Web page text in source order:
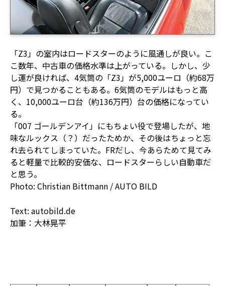
「Z3」の室内はロードスターのように風通しが良い。こ
こ数年、中古車の価格水準は上がっている。しかし、少
し運が良ければ、4気筒の「Z3」が5,000ユーロ（約68万
円）で見つかることもある。6気筒のモデルはもっと高
く、10,000ユーロ台（約136万円）台の価格になってい
る。
「007 ゴールデンアイ」にもちょい役で登場したが、地
味なルックス（？）だったためか、その後はちょっと忘
れ去られてしまっていた。FRだし、今あらためて見てみ
ると軽量で比較的安価な、ロードスターらしい自動車だ
と思う。
Photo: Christian Bittmann / AUTO BILD
Text: autobild.de
加筆：大林晃平